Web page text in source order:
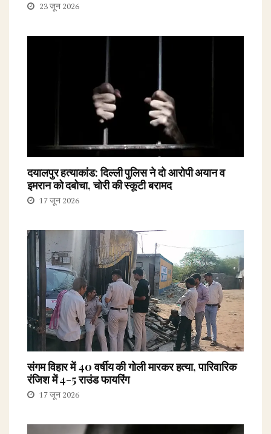
23 जून 2026
दयालपुर हत्याकांड: दिल्ली पुलिस ने दो आरोपी अयान व
इमरान को दबोचा, चोरी की स्कूटी बरामद
17 जून 2026
संगम विहार में 40 वर्षीय की गोली मारकर हत्या, पारिवारिक
रंजिश में 4-5 राउंड फायरिंग
17 जून 2026